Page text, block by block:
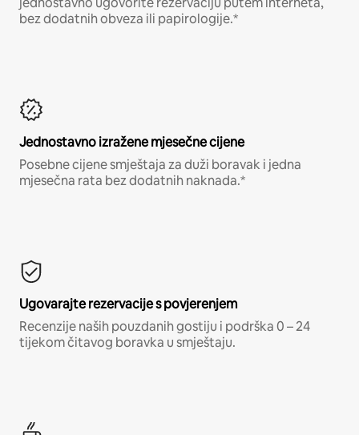
bez dodatnih obveza ili papirologije.*
Jednostavno izražene mjesečne cijene
Posebne cijene smještaja za duži boravak i jedna
mjesečna rata bez dodatnih naknada.*
Ugovarajte rezervacije s povjerenjem
Recenzije naših pouzdanih gostiju i podrška 0 – 24
tijekom čitavog boravka u smještaju.